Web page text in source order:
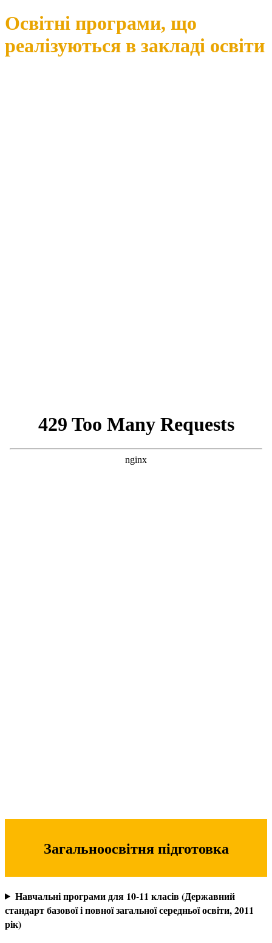
Освітні програми, що
реалізуються в закладі освіти
Загальноосвітня підготовка
Навчальні програми для 10-11 класів (Державний
стандарт базової і повної загальної середньої освіти, 2011
рік)